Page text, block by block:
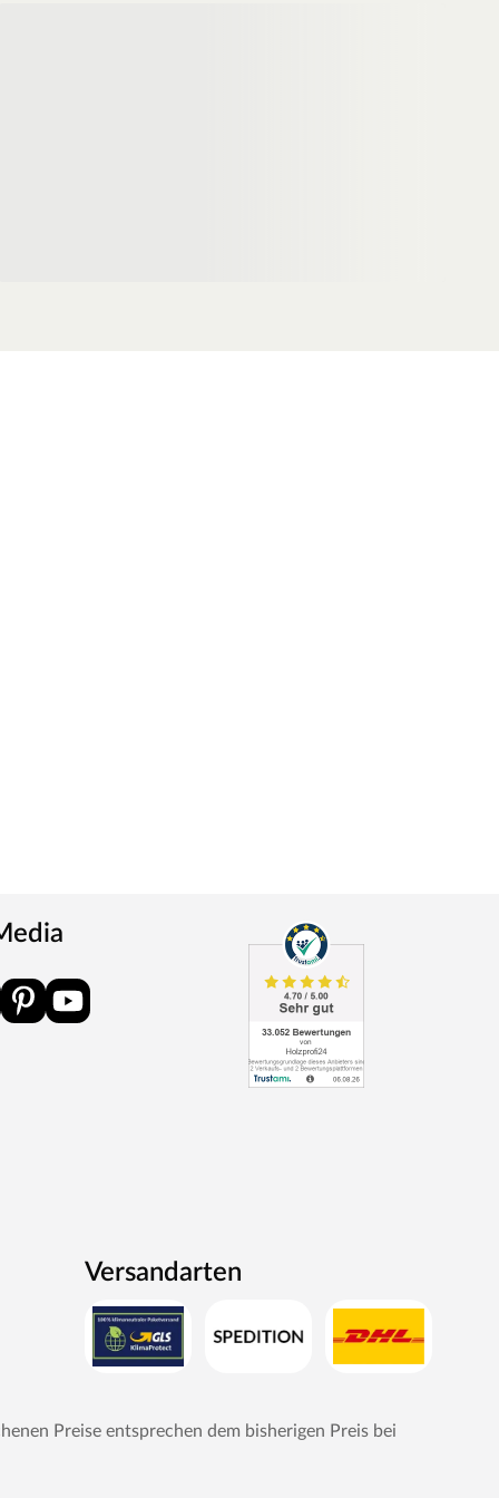
Versandarten
Preise entsprechen dem bisherigen Preis bei